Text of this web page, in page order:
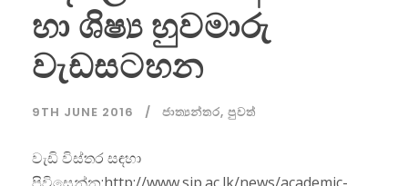
හා ශිෂ්‍ය හුවමාරු
වැඩසටහන
9TH JUNE 2016 ජාත්‍යන්තර, පුවත්
වැඩි විස්තර සඳහා